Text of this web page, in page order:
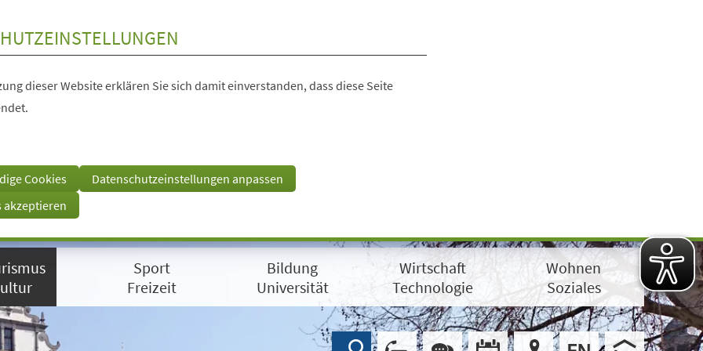
dieser Website erklären Sie sich damit einverstanden, dass diese Seite
Cookies
Datenschutzeinstellungen anpassen
akzeptieren
Sport
Freizeit
Bildung
Universität
Wirtschaft
Technologie
Wohnen
Soziales